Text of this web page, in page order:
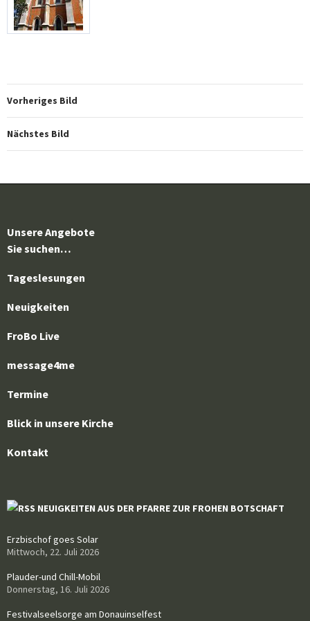
Vorheriges Bild
Nächstes Bild
Unsere Angebote
Sie suchen…
Tageslesungen
Neuigkeiten
FroBo Live
message4me
Termine
Blick in unsere Kirche
Kontakt
NEUIGKEITEN AUS DER PFARRE ZUR FROHEN BOTSCHAFT
Erzbischof goes Solar
Mittwoch, 22. Juli 2026
Plauder-und Chill-Mobil
Donnerstag, 16. Juli 2026
Festivalseelsorge am Donauinselfest